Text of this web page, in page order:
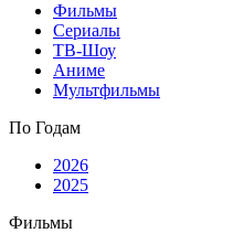
Фильмы
Сериалы
ТВ-Шоу
Аниме
Мультфильмы
По Годам
2026
2025
Фильмы